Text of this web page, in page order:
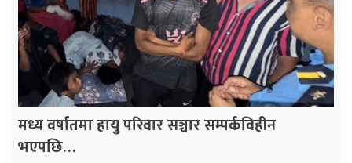
मध्य वर्षातमा हायु परिवार सञ्चार सम्पर्कविहीन
भएपछि…